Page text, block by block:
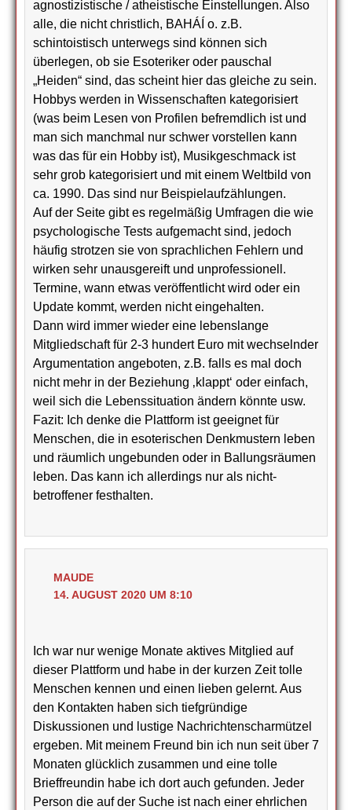
agnostizistische / atheistische Einstellungen. Also
alle, die nicht christlich, BAHÁÍ o. z.B.
schintoistisch unterwegs sind können sich
überlegen, ob sie Esoteriker oder pauschal
„Heiden“ sind, das scheint hier das gleiche zu sein.
Hobbys werden in Wissenschaften kategorisiert
(was beim Lesen von Profilen befremdlich ist und
man sich manchmal nur schwer vorstellen kann
was das für ein Hobby ist), Musikgeschmack ist
sehr grob kategorisiert und mit einem Weltbild von
ca. 1990. Das sind nur Beispielaufzählungen.
Auf der Seite gibt es regelmäßig Umfragen die wie
psychologische Tests aufgemacht sind, jedoch
häufig strotzen sie von sprachlichen Fehlern und
wirken sehr unausgereift und unprofessionell.
Termine, wann etwas veröffentlicht wird oder ein
Update kommt, werden nicht eingehalten.
Dann wird immer wieder eine lebenslange
Mitgliedschaft für 2-3 hundert Euro mit wechselnder
Argumentation angeboten, z.B. falls es mal doch
nicht mehr in der Beziehung ‚klappt‘ oder einfach,
weil sich die Lebenssituation ändern könnte usw.
Fazit: Ich denke die Plattform ist geeignet für
Menschen, die in esoterischen Denkmustern leben
und räumlich ungebunden oder in Ballungsräumen
leben. Das kann ich allerdings nur als nicht-
betroffener festhalten.
MAUDE
14. AUGUST 2020 UM 8:10
Ich war nur wenige Monate aktives Mitglied auf
dieser Plattform und habe in der kurzen Zeit tolle
Menschen kennen und einen lieben gelernt. Aus
den Kontakten haben sich tiefgründige
Diskussionen und lustige Nachrichtenscharmützel
ergeben. Mit meinem Freund bin ich nun seit über 7
Monaten glücklich zusammen und eine tolle
Brieffreundin habe ich dort auch gefunden. Jeder
Person die auf der Suche ist nach einer ehrlichen